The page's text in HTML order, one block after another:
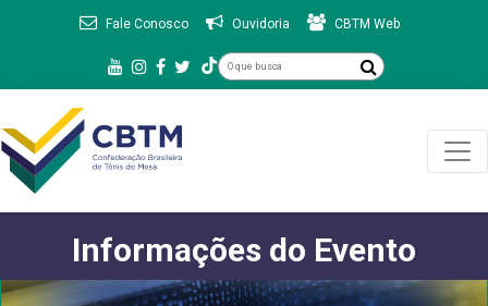
Fale Conosco Ouvidoria CBTM Web
Informações do Evento